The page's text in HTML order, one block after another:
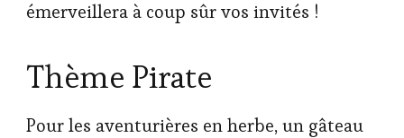
émerveillera à coup sûr vos invités !
Thème Pirate
Pour les aventurières en herbe, un gâteau